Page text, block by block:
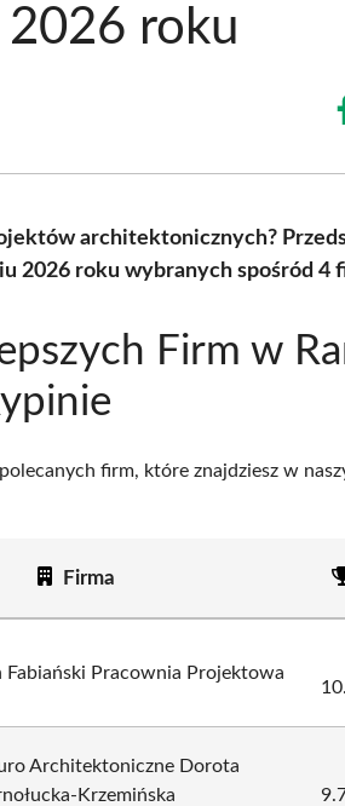
roku
architektonicznych?
2026 roku wybranych spośród 4
Firm w
firm, które znajdziesz w
Firma
Pracownia Projektowa
Architektoniczne Dorota
Krzemińska